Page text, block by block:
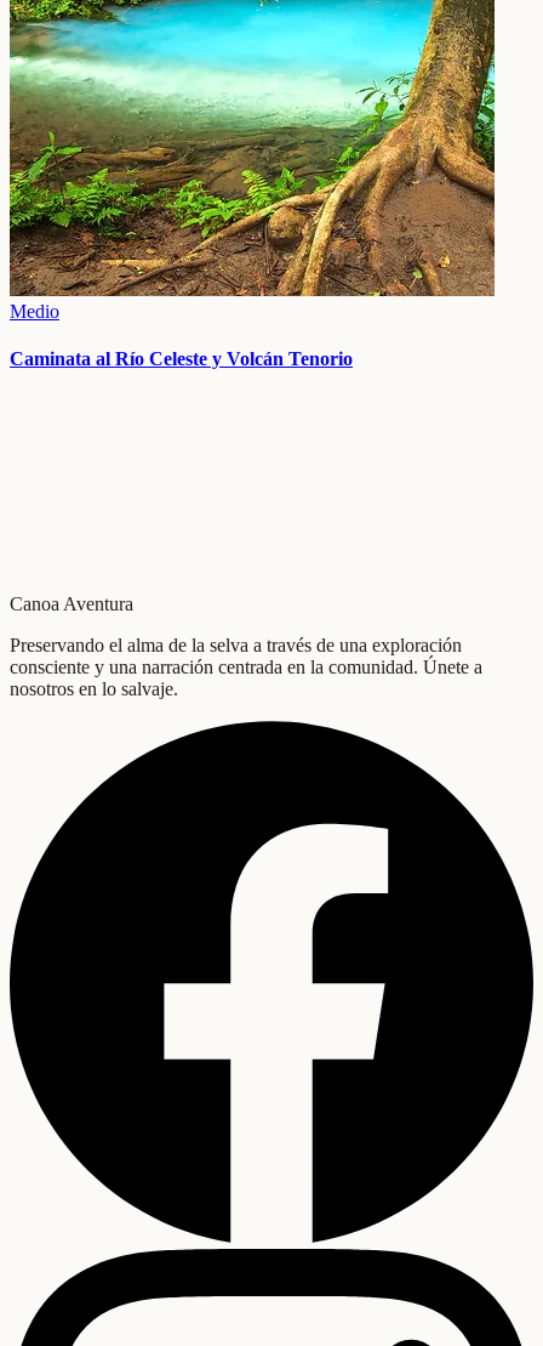
Medio
Caminata al Río Celeste y Volcán Tenorio
Canoa Aventura
Preservando el alma de la selva a través de una exploración
consciente y una narración centrada en la comunidad. Únete a
nosotros en lo salvaje.